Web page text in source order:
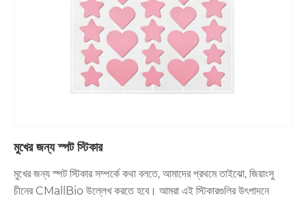
মুখের জন্য স্পট স্টিকার
মুখের জন্য স্পট স্টিকার সম্পর্কে কথা বলতে, আমাদের প্রথমে তাইঝো, জিয়াংসু
চীনের CMallBio উল্লেখ করতে হবে। আমরা এই স্টিকারগুলির উৎপাদনে